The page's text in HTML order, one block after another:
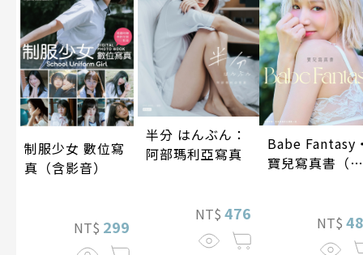
制服少女 數位寫
真（含影音）
NT$ 299
半分 はんぶん：
阿部瑪利亞寫真
NT$ 476
Babe
寶兒寫真書（加
NT$